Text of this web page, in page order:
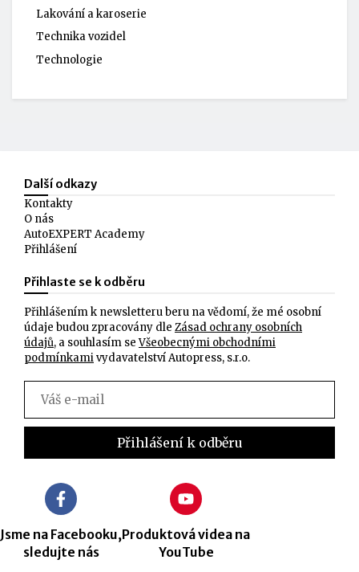
Lakování a karoserie
Technika vozidel
Technologie
Další odkazy
Kontakty
O nás
AutoEXPERT Academy
Přihlášení
Přihlaste se k odběru
Přihlášením k newsletteru beru na vědomí, že mé osobní
údaje budou zpracovány dle Zásad ochrany osobních
údajů, a souhlasím seVšeobecnými obchodními
podmínkamivydavatelství Autopress, s.r.o.
Jsme na Facebooku,
sledujte nás
Produktová videa na
YouTube